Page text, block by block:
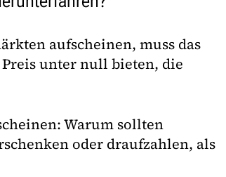
aufscheinen, muss das
unter null bieten, die
Warum sollten
oder draufzahlen, als